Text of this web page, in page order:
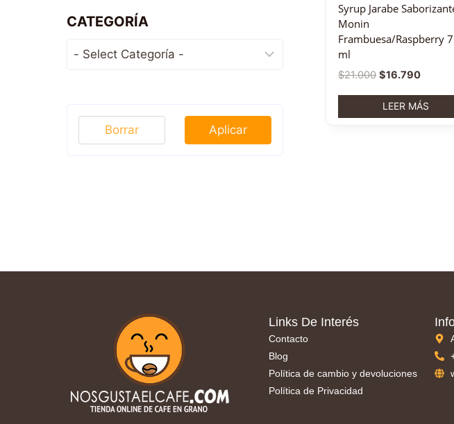
Syrup Jarabe
Monin
Frambuesa/Raspberry
ml
$21.000 $16.790
LEER MÁS
CATEGORÍA
Aplicar
Borrar
Links De Interés
Contacto
Blog
Política de cambio y devoluciones
Política de Privacidad